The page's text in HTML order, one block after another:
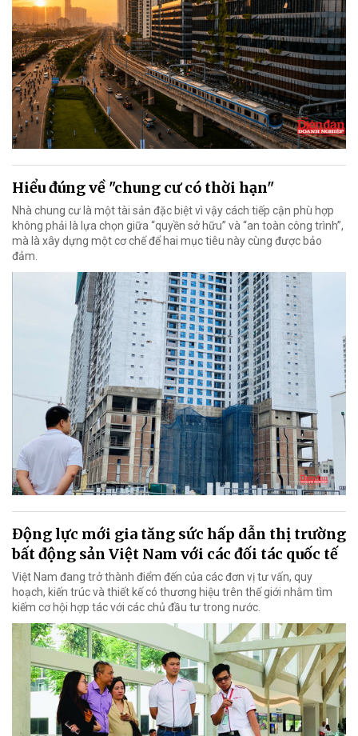
Hiểu đúng về "chung cư có thời hạn"
Nhà chung cư là một tài sản đặc biệt vì vậy cách tiếp cận phù hợp
không phải là lựa chọn giữa “quyền sở hữu” và “an toàn công trình”,
mà là xây dựng một cơ chế để hai mục tiêu này cùng được bảo
đảm.
Động lực mới gia tăng sức hấp dẫn thị trường
bất động sản Việt Nam với các đối tác quốc tế
Việt Nam đang trở thành điểm đến của các đơn vị tư vấn, quy
hoạch, kiến trúc và thiết kế có thương hiệu trên thế giới nhằm tìm
kiếm cơ hội hợp tác với các chủ đầu tư trong nước.